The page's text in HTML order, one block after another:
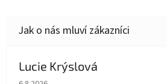
Lucie Krýslová
Hodnocení obchodu je 5 z 5 hvězdiček.